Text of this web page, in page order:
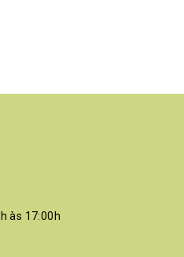
às 17:00h